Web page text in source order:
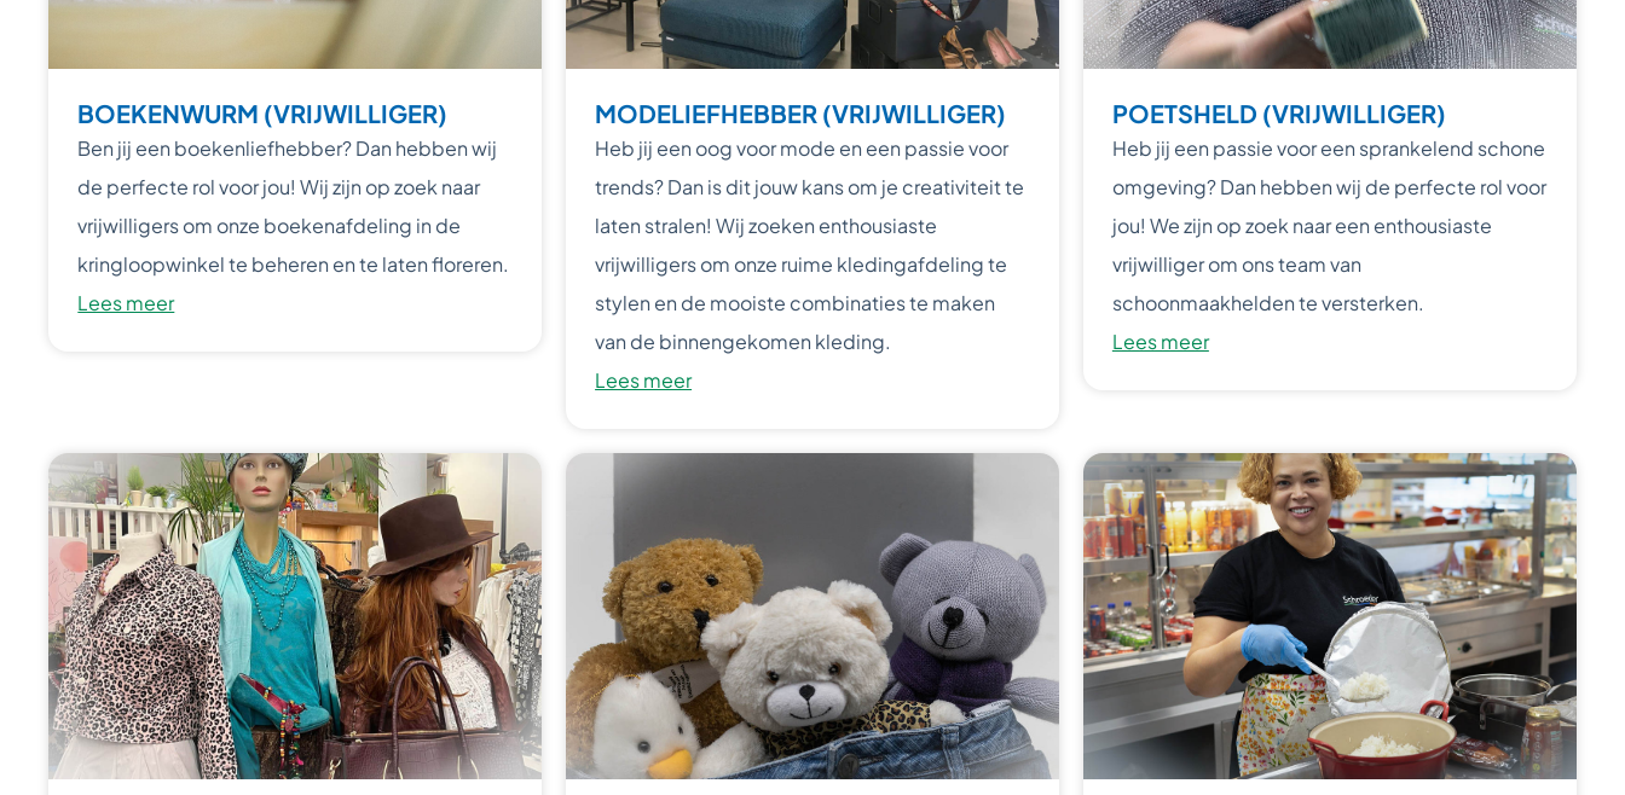
BOEKENWURM (VRIJWILLIGER)
Ben jij een boekenliefhebber? Dan hebben wij
de perfecte rol voor jou! Wij zijn op zoek naar
vrijwilligers om onze boekenafdeling in de
kringloopwinkel te beheren en te laten floreren.
Lees meer
MODELIEFHEBBER (VRIJWILLIGER)
Heb jij een oog voor mode en een passie voor
trends? Dan is dit jouw kans om je creativiteit te
laten stralen! Wij zoeken enthousiaste
vrijwilligers om onze ruime kledingafdeling te
stylen en de mooiste combinaties te maken
van de binnengekomen kleding.
Lees meer
POETSHELD (VRIJWILLIGER)
Heb jij een passie voor een sprankelend schone
omgeving? Dan hebben wij de perfecte rol voor
jou! We zijn op zoek naar een enthousiaste
vrijwilliger om ons team van
schoonmaakhelden te versterken.
Lees meer